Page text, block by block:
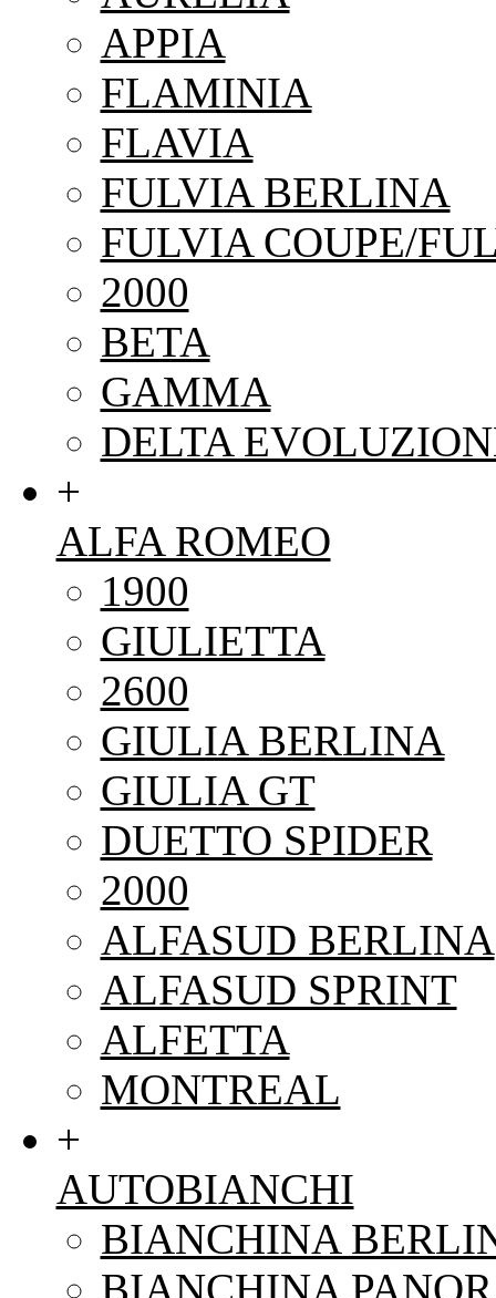
APPIA
FLAMINIA
FLAVIA
FULVIA BERLINA
FULVIA COUPE/
2000
BETA
GAMMA
DELTA
+
ALFA ROMEO
1900
GIULIETTA
2600
GIULIA BERLINA
GIULIA GT
DUETTO SPIDER
2000
ALFASUD BERLINA
ALFASUD SPRINT
ALFETTA
MONTREAL
+
AUTOBIANCHI
BIANCHINA